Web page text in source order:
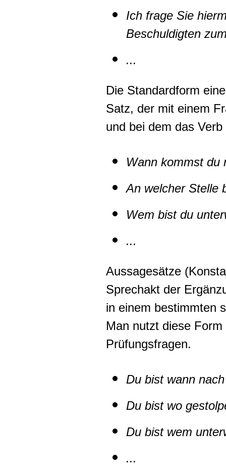
Ich frage Sie
Beschuldigten
...
Die Standardform
Satz, der mit einem
und bei dem das
Wann kommst du
An welcher Stelle
Wem bist du
...
Aussagesätze
Sprechakt der
in einem bestimmten
Man nutzt diese
Prüfungsfragen.
Du bist wann
Du bist wo
Du bist wem
...